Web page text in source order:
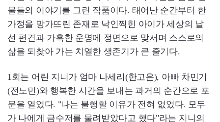
물들의 이야기를 그린 작품이다. 태어난 순간부터 한
가정을 망가뜨린 존재로 낙인찍힌 아이가 세상의 날
선 편견과 가혹한 운명에 정면으로 맞서며 스스로의
삶을 되찾아 가는 치열한 생존기가 큰 줄기다.
1회는 어린 지니가 엄마 나세리(한고은), 아빠 차민기
(전노민)와 행복한 시간을 보내는 과거의 순간으로 포
문을 열었다. "나는 불행할 이유가 전혀 없었다. 모두
가 나에게 금수저를 물려받았다고 했다"라는 지니의